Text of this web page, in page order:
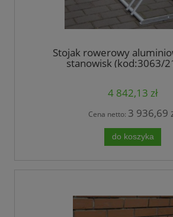
Stojak rowerowy
stanowisk (kod:3063/
4 842,13 zł
Cena netto: 3 936,69
do koszyka